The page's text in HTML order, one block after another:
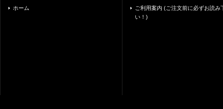
ホーム
ご利用案内 (ご注文前に必ずお読み
い！)